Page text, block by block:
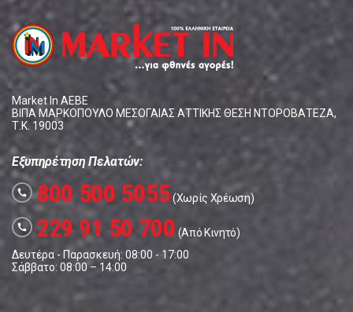
Market In ΑΕΒΕ
ΒΙΠΑ ΜΑΡΚΟΠΟΥΛΟ ΜΕΣΟΓΑΙΑΣ ΑΤΤΙΚΗΣ ΘΕΣΗ ΝΤΟΡΟΒΑΤΕΖΑ,
Τ.Κ. 19003
Εξυπηρέτηση Πελατών:
call 800 500 5055(Χωρίς Χρέωση)
call 229 91 50 700 (Από Κινητό)
Δευτέρα - Παρασκευή: 08:00 - 17:00
Σάββατο: 08:00 – 14:00